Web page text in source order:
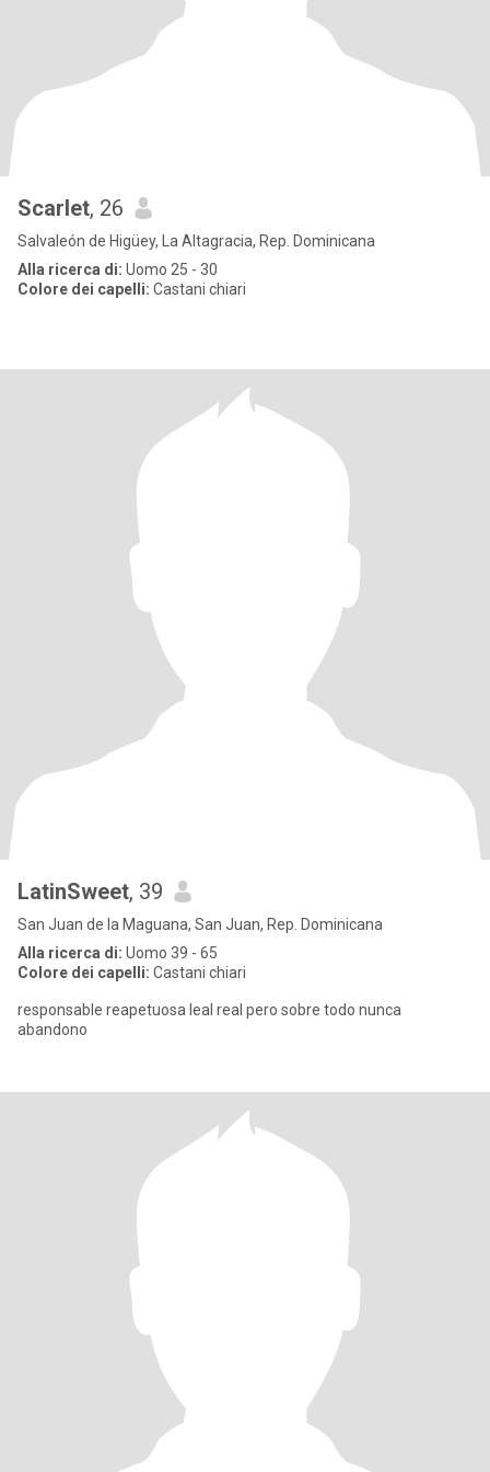
Scarlet, 26
Salvaleón de Higüey, La Altagracia, Rep. Dominicana
Alla ricerca di: Uomo 25 - 30
Colore dei capelli: Castani chiari
LatinSweet, 39
San Juan de la Maguana, San Juan, Rep. Dominicana
Alla ricerca di: Uomo 39 - 65
Colore dei capelli: Castani chiari
responsable reapetuosa leal real pero sobre todo nunca
abandono